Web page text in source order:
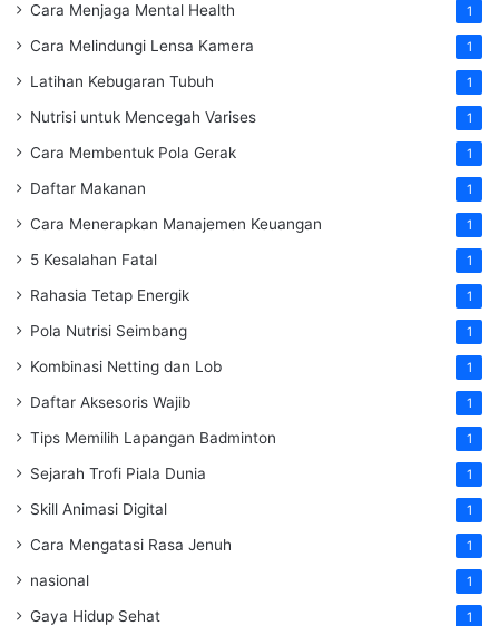
Cara Menjaga Mental Health 1
Cara Melindungi Lensa Kamera 1
Latihan Kebugaran Tubuh 1
Nutrisi untuk Mencegah Varises 1
Cara Membentuk Pola Gerak 1
Daftar Makanan 1
Cara Menerapkan Manajemen Keuangan 1
5 Kesalahan Fatal 1
Rahasia Tetap Energik 1
Pola Nutrisi Seimbang 1
Kombinasi Netting dan Lob 1
Daftar Aksesoris Wajib 1
Tips Memilih Lapangan Badminton 1
Sejarah Trofi Piala Dunia 1
Skill Animasi Digital 1
Cara Mengatasi Rasa Jenuh 1
nasional 1
Gaya Hidup Sehat 1